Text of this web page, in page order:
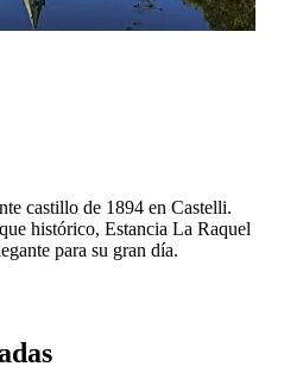
castillo de 1894 en Castelli.
histórico, Estancia La Raquel
para su gran día.